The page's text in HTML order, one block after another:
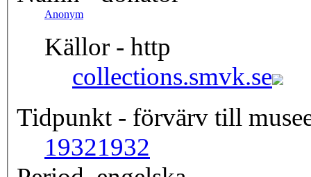
Anonym
Källor - http
collections.smvk.se
Tidpunkt - förvärv till
19321932